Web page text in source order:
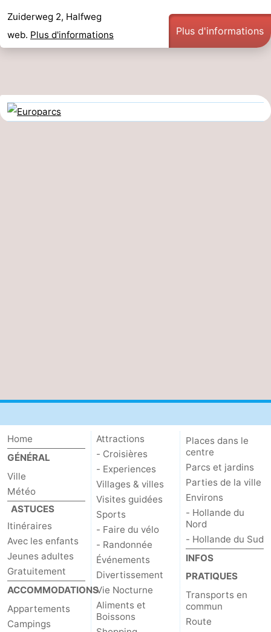
Zuiderweg 2, Halfweg
web. Plus d'informations Plus d'informations
Home
GÉNÉRAL
Ville
Météo
ASTUCES
Itinéraires
Avec les enfants
Jeunes adultes
Gratuitement
ACCOMMODATIONS
Appartements
Campings
Attractions
- Croisières
- Experiences
Villages & villes
Visites guidées
Sports
- Faire du vélo
- Randonnée
Événements
Divertissement
Vie Nocturne
Aliments et
Boissons
Places dans le
centre
Parcs et jardins
Parties de la ville
Environs
- Hollande du
Nord
- Hollande du Sud
INFOS
PRATIQUES
Transports en
commun
Route